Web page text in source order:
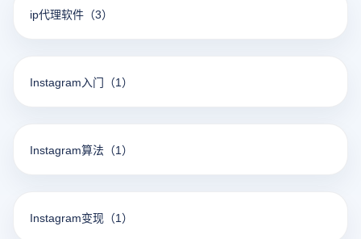
ip代理软件 （3）
Instagram入门 （1）
Instagram算法 （1）
Instagram变现 （1）